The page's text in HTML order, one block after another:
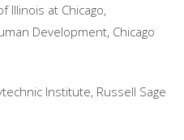
Illinois at Chicago,
Development, Chicago
Institute, Russell Sage